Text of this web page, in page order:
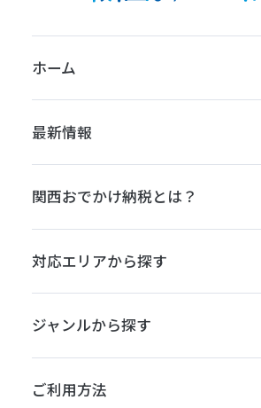
ホーム
最新情報
関西おでかけ納税とは？
対応エリアから探す
ジャンルから探す
ご利用方法